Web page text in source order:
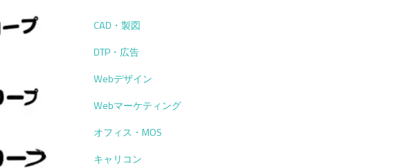
CAD・製図
DTP・広告
Webデザイン
Webマーケティング
オフィス・MOS
キャリコン